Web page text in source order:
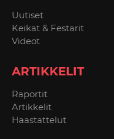
Uutiset
Keikat & Festarit
Videot
ARTIKKELIT
Raportit
Artikkelit
Haastattelut